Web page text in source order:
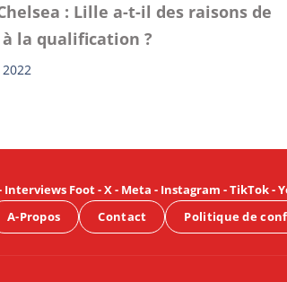
Chelsea : Lille a-t-il des raisons de
la qualification ?
Interviews Foot-X- Meta - Instagram -TikTok-
A-Propos Contact Politique de